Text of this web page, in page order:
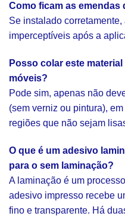
Como ficam as emendas
Se instalado
imperceptíveis após a
Posso colar este
móveis?
Pode sim, apenas não
(sem verniz ou pintura),
regiões que não sejam
O que é um adesivo
para o sem laminação?
A laminação é um
adesivo impresso recebe
fino e transparente. Há